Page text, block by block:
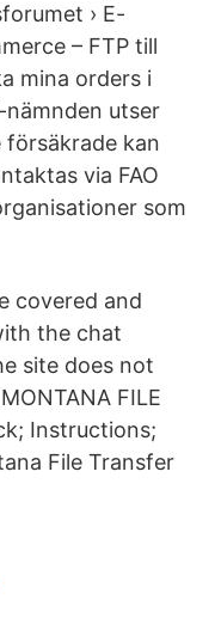
› E-
– FTP till
mina orders i
nämnden utser
kan
via FAO
som
covered and
the chat
site does not
FILE
Instructions;
File Transfer